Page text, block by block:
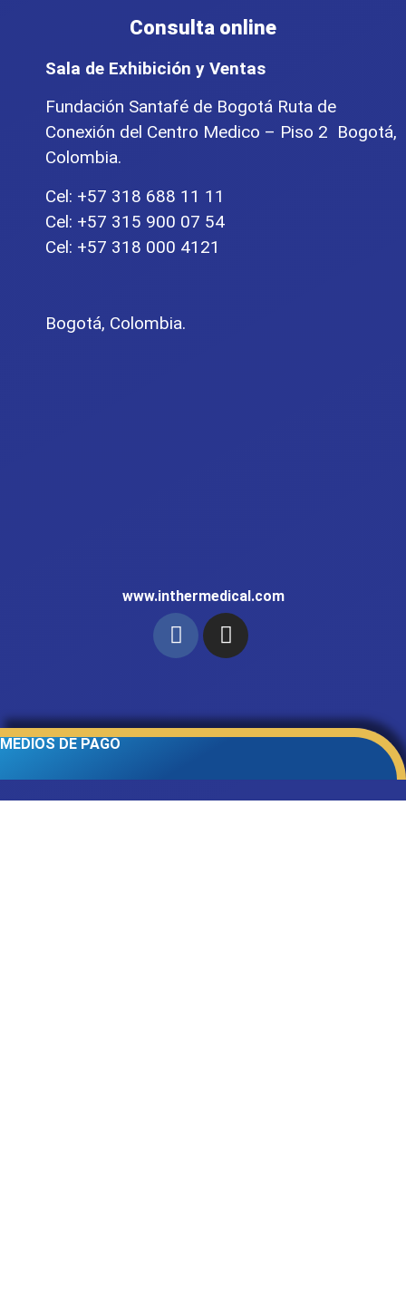
Consulta online
Sala de Exhibición y Ventas
Fundación Santafé de Bogotá Ruta de
Conexión del Centro Medico – Piso 2 Bogotá,
Colombia.
Cel: +57 318 688 11 11
Cel: +57 315 900 07 54
Cel: +57 318 000 4121
Bogotá, Colombia.
MEDIOS DE PAGO
www.inthermedical.com